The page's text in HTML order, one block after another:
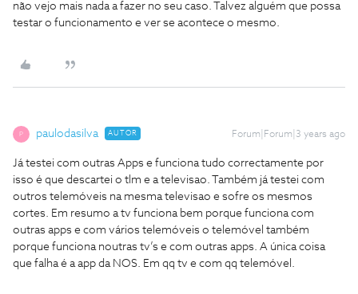
não vejo mais nada a fazer no seu caso. Talvez alguém que possa
testar o funcionamento e ver se acontece o mesmo.
P paulodasilva AUTOR Forum|Forum|3 years ago
Já testei com outras Apps e funciona tudo correctamente por
isso é que descartei o tlm e a televisao. Também já testei com
outros telemóveis na mesma televisao e sofre os mesmos
cortes. Em resumo a tv funciona bem porque funciona com
outras apps e com vários telemóveis o telemóvel também
porque funciona noutras tv’s e com outras apps. A única coisa
que falha é a app da NOS. Em qq tv e com qq telemóvel.